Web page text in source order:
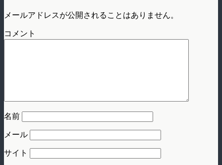
メールアドレスが公開されることはありません。
コメント
名前
メール
サイト